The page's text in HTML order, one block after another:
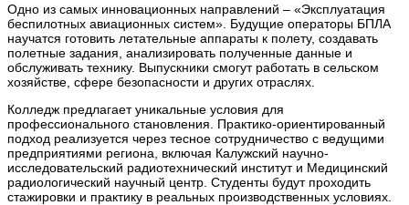
Одно из самых инновационных направлений – «Эксплуатация
беспилотных авиационных систем». Будущие операторы БПЛА
научатся готовить летательные аппараты к полету, создавать
полетные задания, анализировать полученные данные и
обслуживать технику. Выпускники смогут работать в сельском
хозяйстве, сфере безопасности и других отраслях.
Колледж предлагает уникальные условия для
профессионального становления. Практико-ориентированный
подход реализуется через тесное сотрудничество с ведущими
предприятиями региона, включая Калужский научно-
исследовательский радиотехнический институт и Медицинский
радиологический научный центр. Студенты будут проходить
стажировки и практику в реальных производственных условиях.